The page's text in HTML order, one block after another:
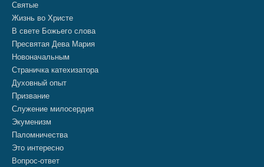
Святые
Жизнь во Христе
В свете Божьего слова
Пресвятая Дева Мария
Новоначальным
Страничка катехизатора
Духовный опыт
Призвание
Служение милосердия
Экуменизм
Паломничества
Это интересно
Вопрос-ответ